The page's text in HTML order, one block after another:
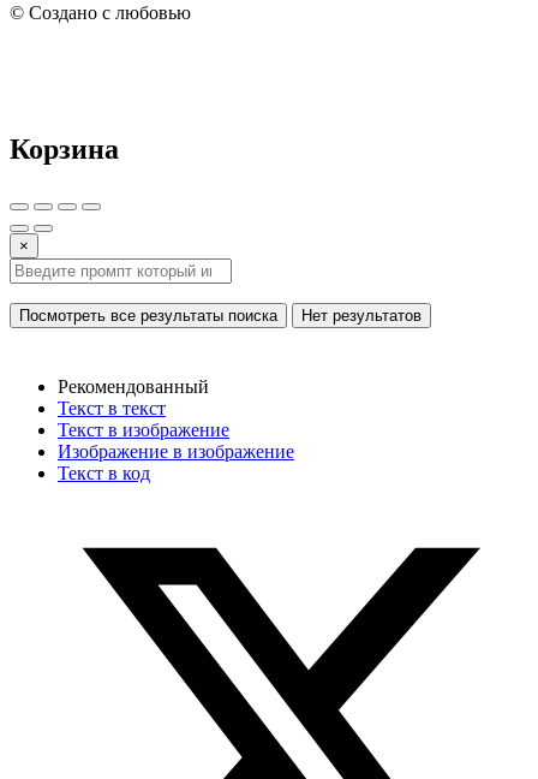
© Создано с любовью
Корзина
×
Посмотреть все результаты поиска Нет результатов
Рекомендованный
Текст в текст
Текст в изображение
Изображение в изображение
Текст в код